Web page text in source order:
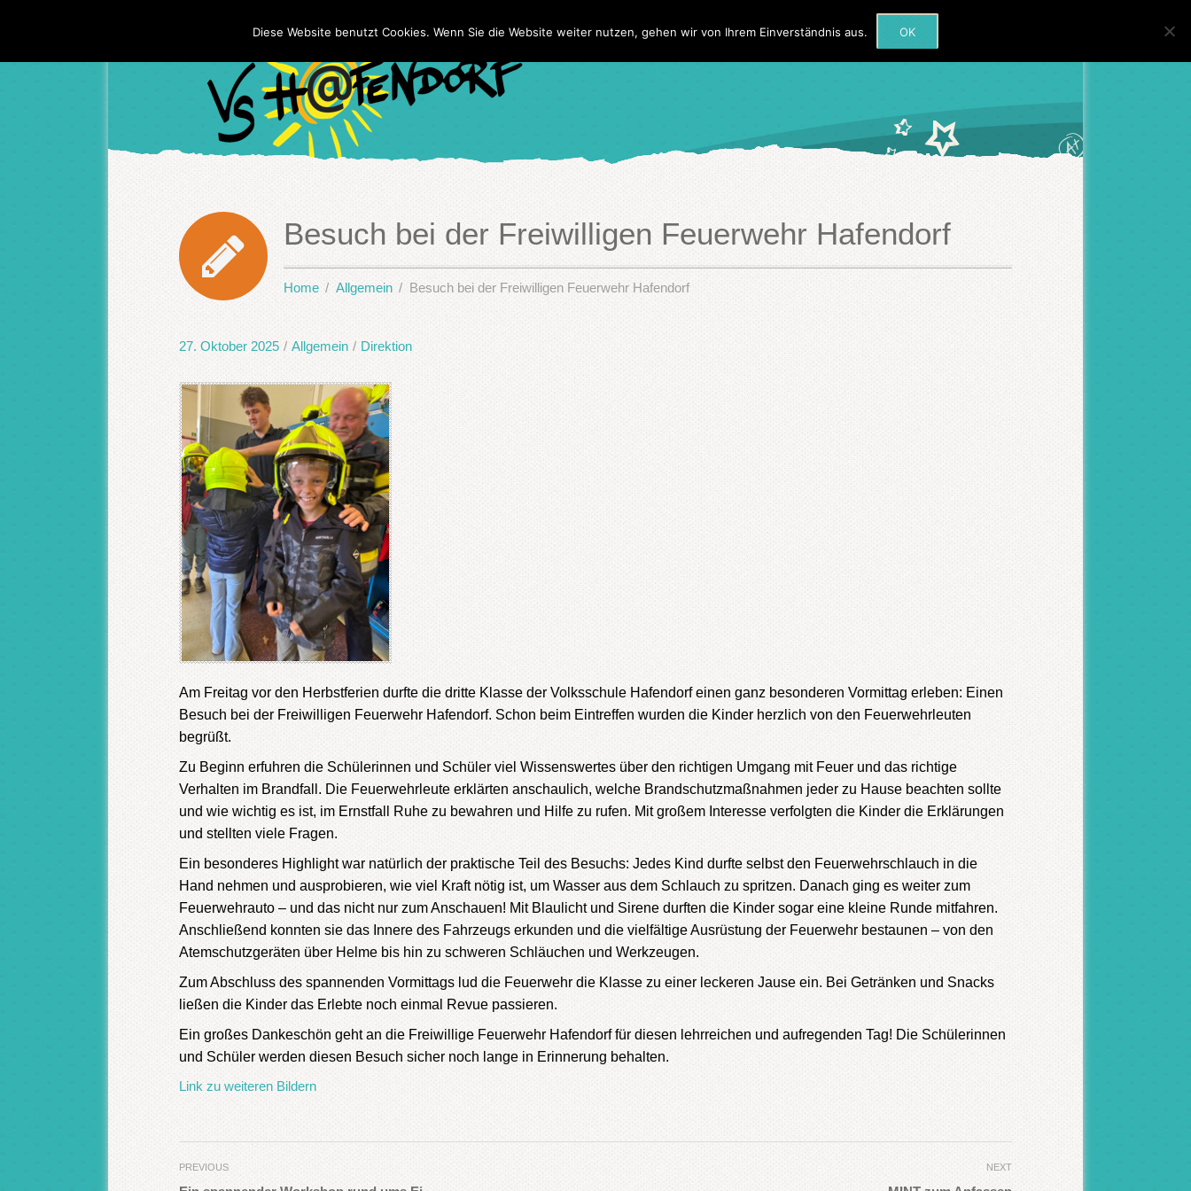
Besuch bei der Freiwilligen Feuerwehr Hafendorf
Home Allgemein Besuch bei der Freiwilligen Feuerwehr Hafendorf
27. Oktober 2025 / Allgemein / Direktion
Am Freitag vor den Herbstferien durfte die dritte Klasse der Volksschule Hafendorf einen ganz besonderen Vormittag erleben: Einen
Besuch bei der Freiwilligen Feuerwehr Hafendorf. Schon beim Eintreffen wurden die Kinder herzlich von den Feuerwehrleuten
begrüßt.
Zu Beginn erfuhren die Schülerinnen und Schüler viel Wissenswertes über den richtigen Umgang mit Feuer und das richtige
Verhalten im Brandfall. Die Feuerwehrleute erklärten anschaulich, welche Brandschutzmaßnahmen jeder zu Hause beachten sollte
und wie wichtig es ist, im Ernstfall Ruhe zu bewahren und Hilfe zu rufen. Mit großem Interesse verfolgten die Kinder die Erklärungen
und stellten viele Fragen.
Ein besonderes Highlight war natürlich der praktische Teil des Besuchs: Jedes Kind durfte selbst den Feuerwehrschlauch in die
Hand nehmen und ausprobieren, wie viel Kraft nötig ist, um Wasser aus dem Schlauch zu spritzen. Danach ging es weiter zum
Feuerwehrauto – und das nicht nur zum Anschauen! Mit Blaulicht und Sirene durften die Kinder sogar eine kleine Runde mitfahren.
Anschließend konnten sie das Innere des Fahrzeugs erkunden und die vielfältige Ausrüstung der Feuerwehr bestaunen – von den
Atemschutzgeräten über Helme bis hin zu schweren Schläuchen und Werkzeugen.
Zum Abschluss des spannenden Vormittags lud die Feuerwehr die Klasse zu einer leckeren Jause ein. Bei Getränken und Snacks
ließen die Kinder das Erlebte noch einmal Revue passieren.
Ein großes Dankeschön geht an die Freiwillige Feuerwehr Hafendorf für diesen lehrreichen und aufregenden Tag! Die Schülerinnen
und Schüler werden diesen Besuch sicher noch lange in Erinnerung behalten.
Link zu weiteren Bildern
PREVIOUS NEXT
Diese Website benutzt Cookies. Wenn Sie die Website weiter nutzen, gehen wir von Ihrem Einverständnis aus. OK